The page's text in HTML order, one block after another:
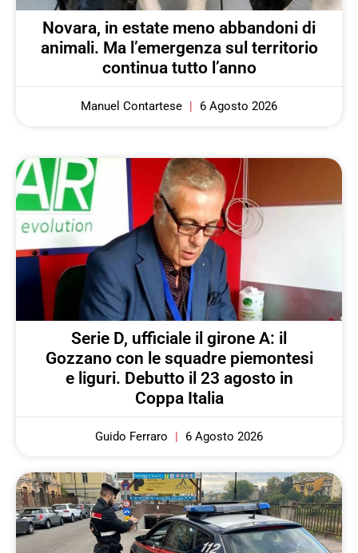
Novara, in estate meno abbandoni di
animali. Ma l’emergenza sul territorio
continua tutto l’anno
Manuel Contartese 6 Agosto 2026
Serie D, ufficiale il girone A: il
Gozzano con le squadre piemontesi
e liguri. Debutto il 23 agosto in
Coppa Italia
Guido Ferraro 6 Agosto 2026